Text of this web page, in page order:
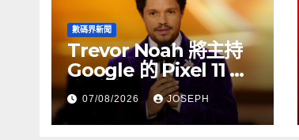
數碼界新聞
Trevor Noah 將主持
Google 的 Pixel 11 推
介活動
07/08/2026 JOSEPH